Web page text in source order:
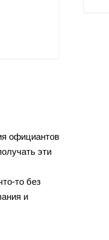
официантов
эти
то без
и